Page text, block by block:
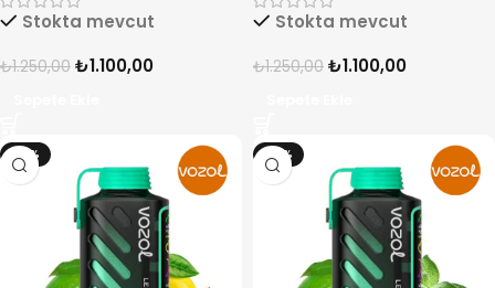
Stokta mevcut
₺1.250,00 ₺1.100,00
Stokta mevcut
₺1.250,00 ₺1.100,00
-12% -12%